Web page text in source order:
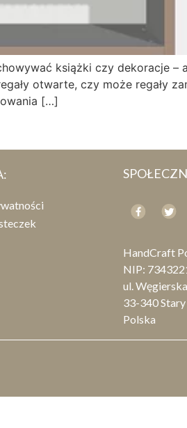
książki czy dekoracje –
otwarte, czy może regały
[…]
HandCraft
NIP:
ul.
33-340 Stary
Polska